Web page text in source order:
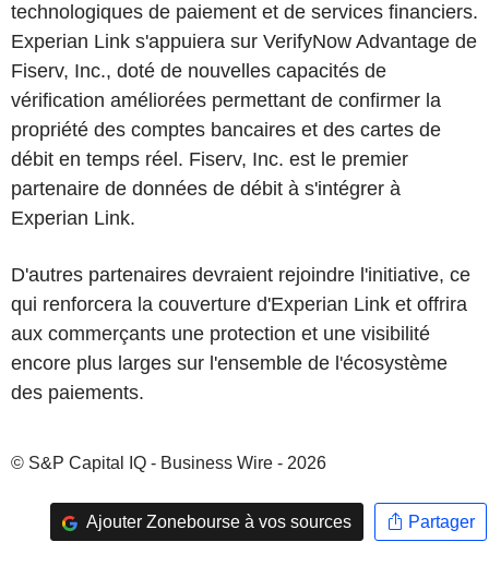
technologiques de paiement et de services financiers.
Experian Link s'appuiera sur VerifyNow Advantage de
Fiserv, Inc., doté de nouvelles capacités de
vérification améliorées permettant de confirmer la
propriété des comptes bancaires et des cartes de
débit en temps réel. Fiserv, Inc. est le premier
partenaire de données de débit à s'intégrer à
Experian Link.
D'autres partenaires devraient rejoindre l'initiative, ce
qui renforcera la couverture d'Experian Link et offrira
aux commerçants une protection et une visibilité
encore plus larges sur l'ensemble de l'écosystème
des paiements.
© S&P Capital IQ - Business Wire - 2026
Ajouter Zonebourse à vos sources Partager